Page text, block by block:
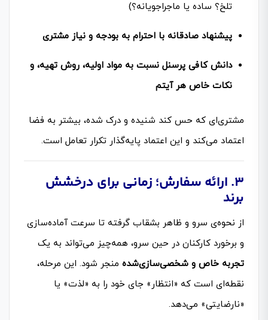
تلخ؟ ساده یا ماجراجویانه؟)
پیشنهاد صادقانه با احترام به بودجه و نیاز مشتری
دانش کافی پرسنل نسبت به مواد اولیه، روش تهیه، و
نکات خاص هر آیتم
مشتری‌ای که حس کند شنیده و درک شده، بیشتر به فضا
اعتماد می‌کند و این اعتماد پایه‌گذار تکرار تعامل است.
۳. ارائه سفارش؛ زمانی برای درخشش
برند
از نحوه‌ی سرو و ظاهر بشقاب گرفته تا سرعت آماده‌سازی
و برخورد کارکنان در حین سرو، همه‌چیز می‌تواند به یک
تجربه خاص و شخصی‌سازی‌شده منجر شود. این مرحله،
نقطه‌ای است که «انتظار» جای خود را به «لذت» یا
«نارضایتی» می‌دهد.